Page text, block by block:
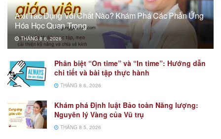
Axit Tác Dụng Với Chất Nào? Khám Phá Các Phản Ứng
Hóa Học Quan Trọng
THÁNG 8 6, 2026
Phân biệt “On time” và “In time”: Hướng dẫn
chi tiết và bài tập thực hành
THÁNG 8 6, 2026
Khám phá Định luật Bảo toàn Năng lượng:
Nguyên lý Vàng của Vũ trụ
THÁNG 8 5, 2026